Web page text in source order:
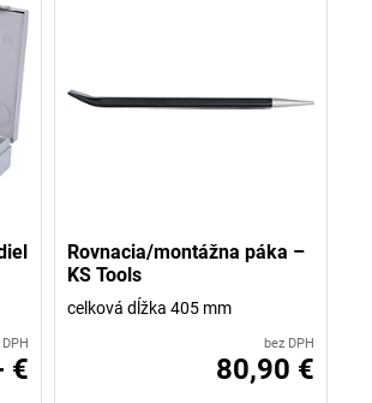
€
Rovnacia/montážna páka –
KS Tools
celková dĺžka 405 mm
bez DPH
80,90 €